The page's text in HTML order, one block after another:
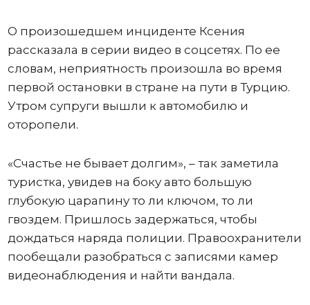
О произошедшем инциденте Ксения
рассказала в серии видео в соцсетях. По ее
словам, неприятность произошла во время
первой остановки в стране на пути в Турцию.
Утром супруги вышли к автомобилю и
оторопели.
«Счастье не бывает долгим», – так заметила
туристка, увидев на боку авто большую
глубокую царапину то ли ключом, то ли
гвоздем. Пришлось задержаться, чтобы
дождаться наряда полиции. Правоохранители
пообещали разобраться с записями камер
видеонаблюдения и найти вандала.